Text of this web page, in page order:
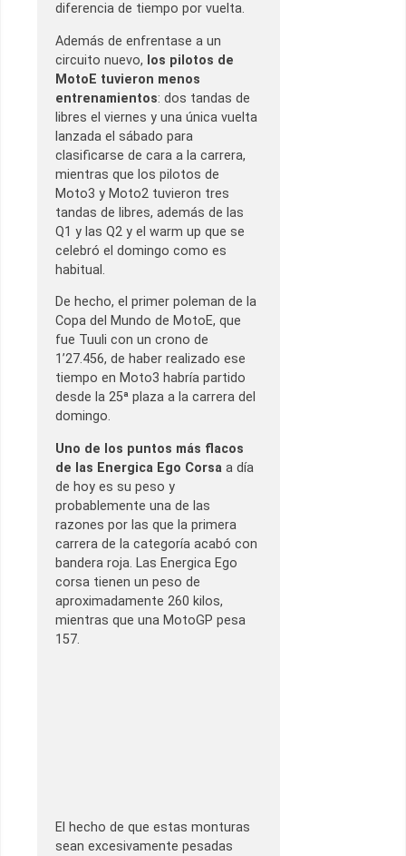
diferencia de tiempo por vuelta.
Además de enfrentase a un
circuito nuevo, los pilotos de
MotoE tuvieron menos
entrenamientos: dos tandas de
libres el viernes y una única vuelta
lanzada el sábado para
clasificarse de cara a la carrera,
mientras que los pilotos de
Moto3 y Moto2 tuvieron tres
tandas de libres, además de las
Q1 y las Q2 y el warm up que se
celebró el domingo como es
habitual.
De hecho, el primer poleman de la
Copa del Mundo de MotoE, que
fue Tuuli con un crono de
1’27.456, de haber realizado ese
tiempo en Moto3 habría partido
desde la 25ª plaza a la carrera del
domingo.
Uno de los puntos más flacos
de las Energica Ego Corsa a día
de hoy es su peso y
probablemente una de las
razones por las que la primera
carrera de la categoría acabó con
bandera roja. Las Energica Ego
corsa tienen un peso de
aproximadamente 260 kilos,
mientras que una MotoGP pesa
157.
El hecho de que estas monturas
sean excesivamente pesadas